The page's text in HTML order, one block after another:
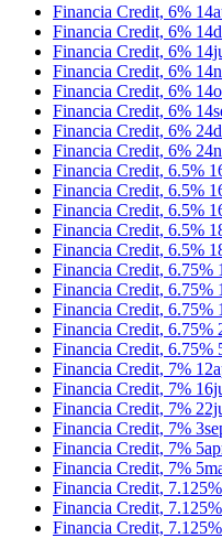
Financia Credit, 6%
Financia Credit, 6%
Financia Credit, 6%
Financia Credit, 6%
Financia Credit, 6%
Financia Credit, 6%
Financia Credit, 6%
Financia Credit, 6%
Financia Credit, 6.5%
Financia Credit, 6.5%
Financia Credit, 6.5%
Financia Credit, 6.5%
Financia Credit, 6.5%
Financia Credit,
Financia Credit,
Financia Credit,
Financia Credit, 6.75%
Financia Credit,
Financia Credit, 7%
Financia Credit, 7%
Financia Credit, 7%
Financia Credit, 7%
Financia Credit, 7%
Financia Credit, 7%
Financia Credit,
Financia Credit,
Financia Credit,